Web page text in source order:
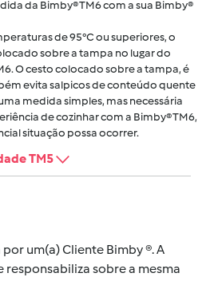
da Bimby® TM6 com a sua Bimby®
de 95°C ou superiores, o
sobre a tampa no lugar do
O cesto colocado sobre a tampa, é
evita salpicos de conteúdo quente
medida simples, mas necessária
de cozinhar com a Bimby® TM6,
situação possa ocorrer.
TM5
um(a) Cliente Bimby ®. A
responsabiliza sobre a mesma